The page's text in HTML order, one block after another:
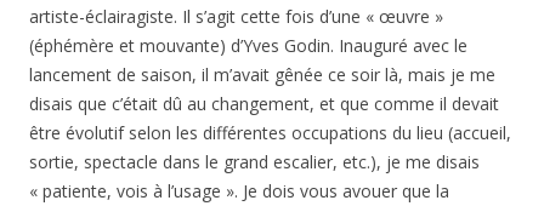
artiste-éclairagiste. Il s’agit cette fois d’une « œuvre »
(éphémère et mouvante) d’Yves Godin. Inauguré avec le
lancement de saison, il m’avait gênée ce soir là, mais je me
disais que c’était dû au changement, et que comme il devait
être évolutif selon les différentes occupations du lieu (accueil,
sortie, spectacle dans le grand escalier, etc.), je me disais
« patiente, vois à l’usage ». Je dois vous avouer que la